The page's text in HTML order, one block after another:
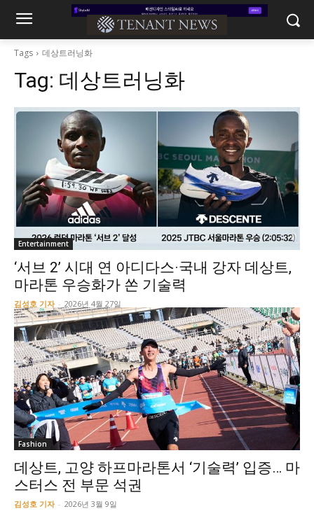
Tags 데상트러닝화
Tag: 데상트러닝화
Entertainment
‘서브 2’ 시대 연 아디다스·국내 강자 데상트,
마라톤 우승화가 쏜 기술력
김성호 기자 - 2026년 4월 27일
Fashion
데상트, 고양 하프마라톤서 ‘기술력’ 입증… 마
스터스 전 부문 석권
김성호 기자 - 2026년 3월 9일